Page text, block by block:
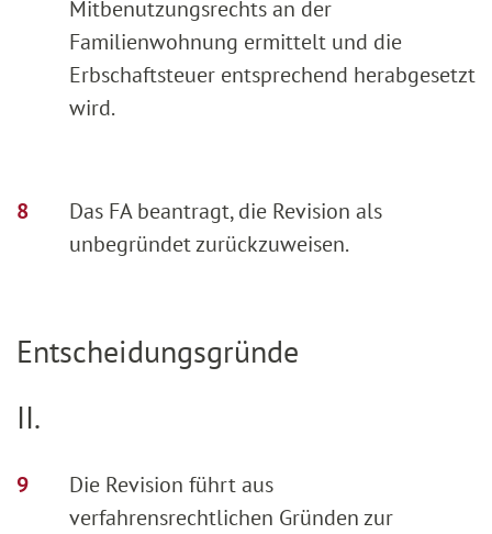
Mitbenutzungsrechts an der
Familienwohnung ermittelt und die
Erbschaftsteuer entsprechend herabgesetzt
wird.
Das FA beantragt, die Revision als
unbegründet zurückzuweisen.
Entscheidungsgründe
II.
Die Revision führt aus
verfahrensrechtlichen Gründen zur